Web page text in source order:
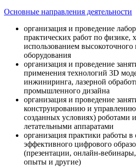
Основные направления деятельности
организация и проведение
практических работ по физике,
использованием
оборудования
организация и проведение
применения технологий 3D
инжиниринга, лазерной
промышленного дизайна
организация и проведение
конструированию и
созданных условиях) роботами
летательными аппаратами
организация практики работы в
эффективного цифрового
(презентации, онлайн-
опыты и другие)